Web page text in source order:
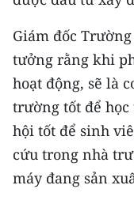
Giám đốc
tưởng rằng khi
hoạt động, sẽ là
trường tốt để
hội tốt để sinh
cứu trong nhà
máy đang sản